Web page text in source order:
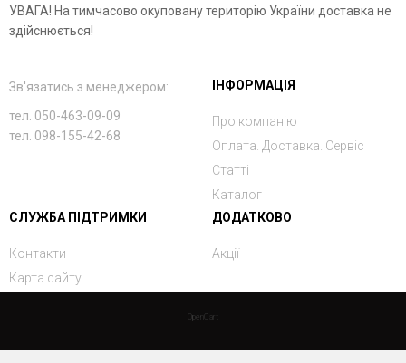
УВАГА! На тимчасово окуповану територію України доставка не
здійснюється!
Зв'язатись з менеджером:
тел. 050-463-09-09
тел. 098-155-42-68
ІНФОРМАЦІЯ
Про компанію
Оплата. Доставка. Сервіс
Статті
Каталог
СЛУЖБА ПІДТРИМКИ
Контакти
Карта сайту
ДОДАТКОВО
Акції
OpenCart